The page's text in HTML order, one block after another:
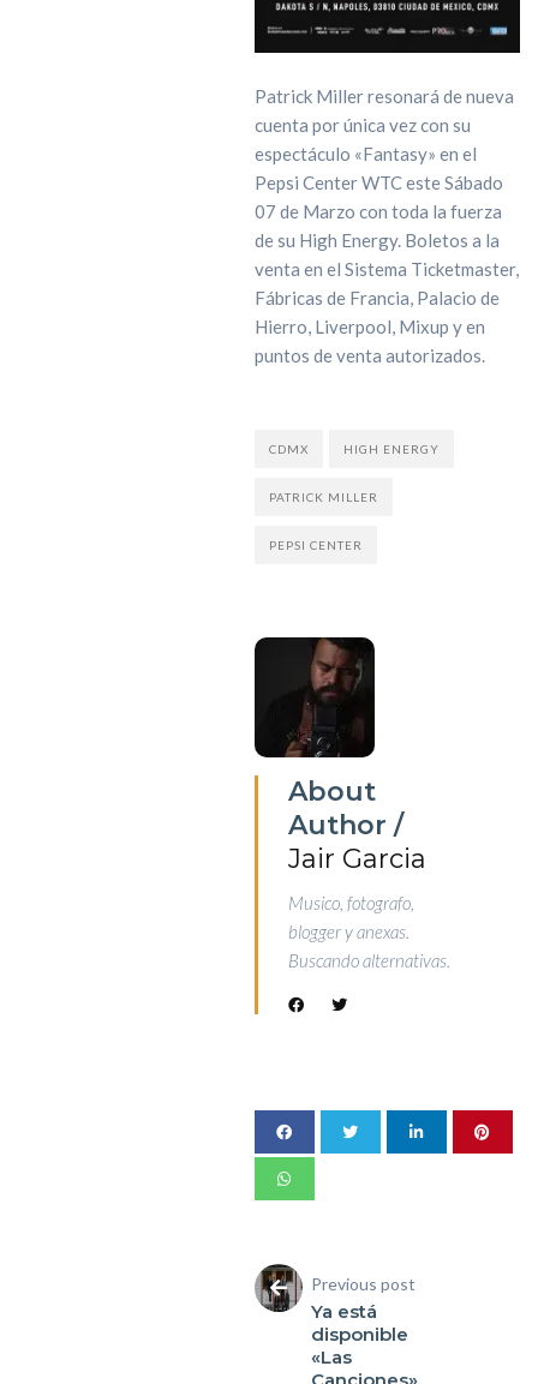
Patrick Miller resonará de nueva
cuenta por única vez con su
espectáculo «Fantasy» en el
Pepsi Center WTC este Sábado
07 de Marzo con toda la fuerza
de su High Energy. Boletos a la
venta en el Sistema Ticketmaster,
Fábricas de Francia, Palacio de
Hierro, Liverpool, Mixup y en
puntos de venta autorizados.
CDMX HIGH ENERGY
PATRICK MILLER
PEPSI CENTER
About
Author /
Jair Garcia
Musico, fotografo,
blogger y anexas.
Buscando alternativas.
Previous post
Ya está
disponible
«Las